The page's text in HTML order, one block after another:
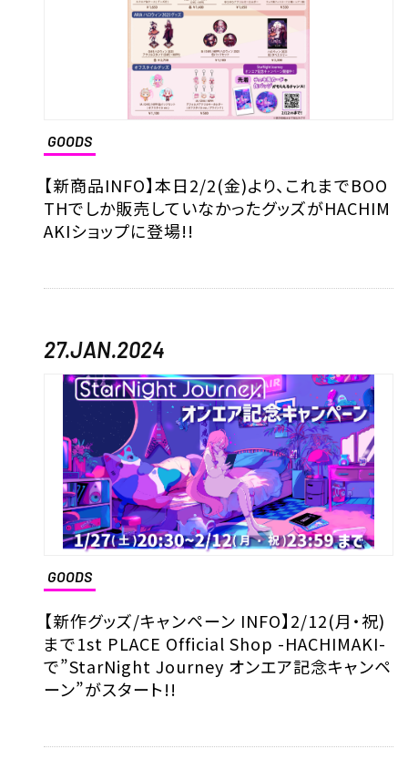
GOODS
【新商品INFO】本日2/2(金)より、これまでBOO
THでしか販売していなかったグッズがHACHIM
AKIショップに登場!!
27.JAN.2024
GOODS
【新作グッズ/キャンペーン INFO】2/12(月・祝)
まで1st PLACE Official Shop -HACHIMAKI-
で”StarNight Journey オンエア記念キャンペ
ーン”がスタート!!